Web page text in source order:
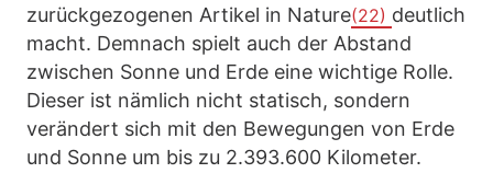
zurückgezogenen Artikel in Nature(22) deutlich
macht. Demnach spielt auch der Abstand
zwischen Sonne und Erde eine wichtige Rolle.
Dieser ist nämlich nicht statisch, sondern
verändert sich mit den Bewegungen von Erde
und Sonne um bis zu 2.393.600 Kilometer.